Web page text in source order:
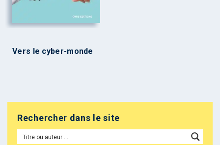
Vers le cyber-monde
Rechercher dans le site